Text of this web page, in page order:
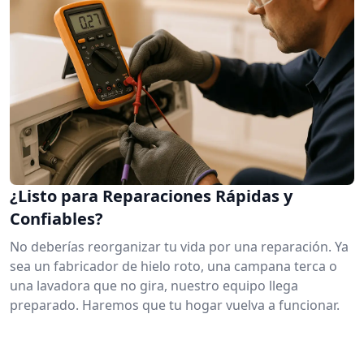
¿Listo para Reparaciones Rápidas y
Confiables?
No deberías reorganizar tu vida por una reparación. Ya
sea un fabricador de hielo roto, una campana terca o
una lavadora que no gira, nuestro equipo llega
preparado. Haremos que tu hogar vuelva a funcionar.